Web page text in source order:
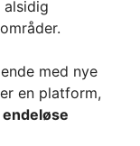
alsidig
med nye
en platform,
endeløse